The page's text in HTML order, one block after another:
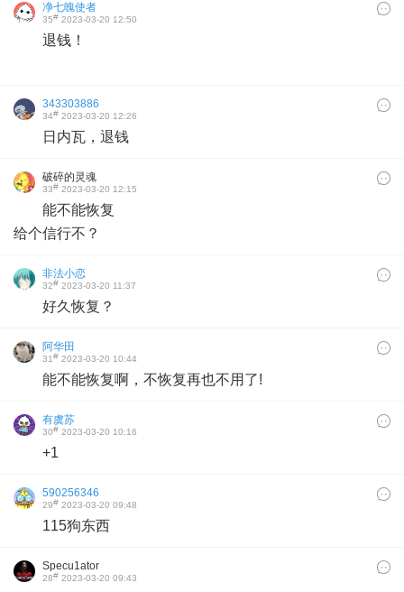
净七魄使者
35# 2023-03-20 12:50
退钱！
343303886
34# 2023-03-20 12:26
日内瓦，退钱
破碎的灵魂
33# 2023-03-20 12:15
能不能恢复
给个信行不？
非法小恋
32# 2023-03-20 11:37
好久恢复？
阿华田
31# 2023-03-20 10:44
能不能恢复啊，不恢复再也不用了!
有虞苏
30# 2023-03-20 10:16
+1
590256346
29# 2023-03-20 09:48
115狗东西
Specu1ator
28# 2023-03-20 09:43